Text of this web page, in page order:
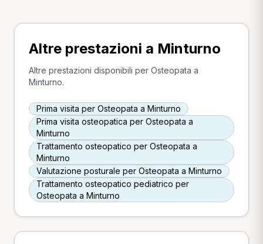
Altre prestazioni a Minturno
Altre prestazioni disponibili per Osteopata a
Minturno.
Prima visita per Osteopata a Minturno
Prima visita osteopatica per Osteopata a
Minturno
Trattamento osteopatico per Osteopata a
Minturno
Valutazione posturale per Osteopata a Minturno
Trattamento osteopatico pediatrico per
Osteopata a Minturno